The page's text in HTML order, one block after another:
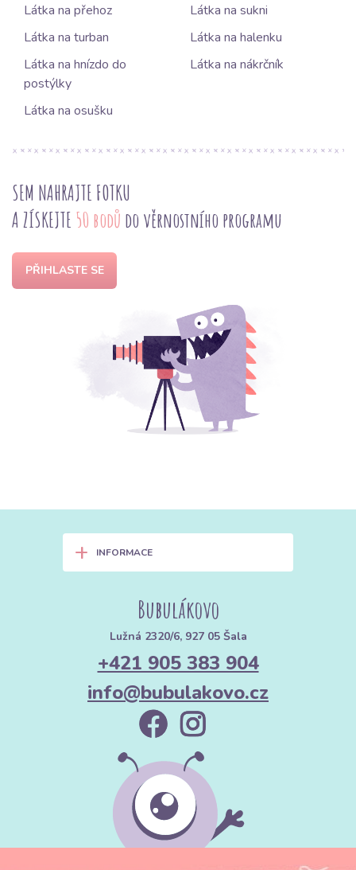
Látka na přehoz
Látka na sukni
Látka na turban
Látka na halenku
Látka na hnízdo do
postýlky
Látka na nákrčník
Látka na osušku
SEM NAHRAJTE FOTKU
A ZÍSKEJTE 50 bodů do věrnostního programu
PŘIHLASTE SE
+ INFORMACE
Bubulákovo
Lužná 2320/6, 927 05 Šala
+421 905 383 904
info@bubulakovo.cz